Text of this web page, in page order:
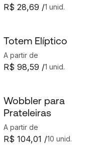
1 unid.
R$ 28,69 /
Totem Elíptico
A partir de
1 unid.
R$ 98,59 /
Wobbler para
Prateleiras
A partir de
10 unid.
R$ 104,01 /